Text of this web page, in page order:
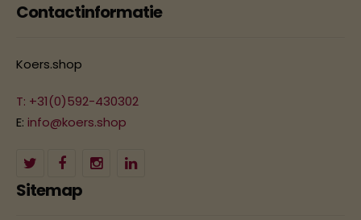
Contactinformatie
Koers.shop
T: +31(0)592-430302
E: info@koers.shop
Sitemap